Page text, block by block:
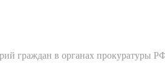
граждан в органах прокуратуры